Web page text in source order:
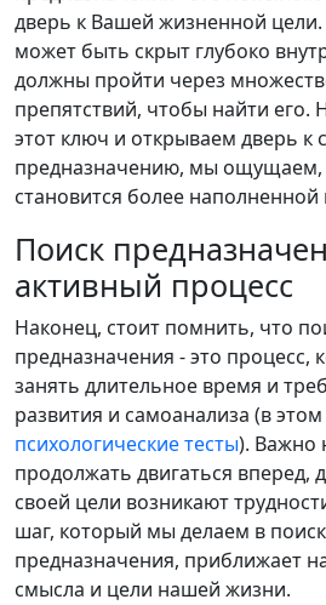
дверь к Вашей жизненной цели.
может быть скрыт глубоко
должны пройти через
препятствий, чтобы найти его.
этот ключ и открываем дверь к
предназначению, мы
становится более
Поиск
активный процесс
Наконец, стоит помнить, что
предназначения - это процесс,
занять длительное время и
развития и самоанализа (в этом
психологические тесты). Важно
продолжать двигаться вперед,
своей цели возникают
шаг, который мы делаем в
предназначения, приближает
смысла и цели нашей жизни.